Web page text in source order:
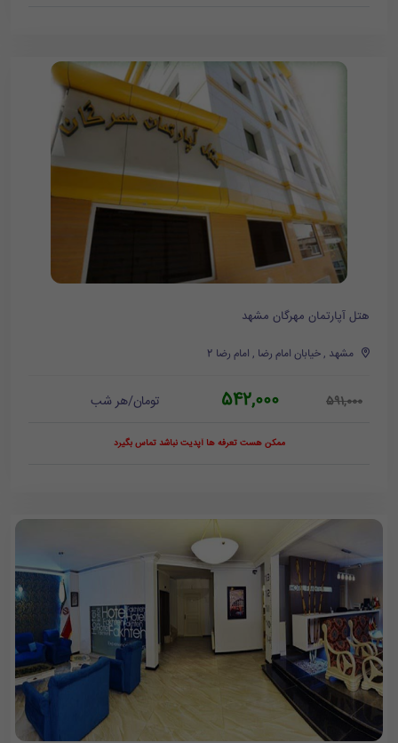
هتل آپارتمان مهرگان مشهد
مشهد , خیابان امام رضا , امام رضا 2
591,000
542,000 تومان/هر شب
ممکن هست تعرفه ها آپدیت نباشد تماس بگیرد